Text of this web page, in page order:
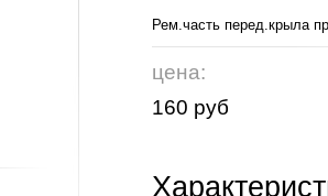
Рем.часть перед.крыла
цена:
160 руб